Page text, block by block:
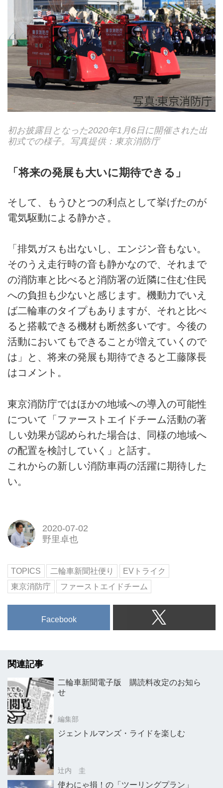
初お披露目となった2020年1月6日に開催された出
初式での様子。写真提供：東京消防庁
「将来の発展も大いに期待できる」
そして、もうひとつの利点として挙げたのが
電気駆動による静かさ。
「排気ガスも出ないし、エンジン音もない。
そのうえ走行時の音も静かなので、それまで
の消防車と比べると消防署の近隣に住む住民
への負担も少ないと感じます。機動力でいえ
ば二輪車のタイプもありますが、それと比べ
ると搭載できる機材も断然多いです。今後の
活動においてもできることが増えていくので
は」と、将来の発展も期待できると工藤隊長
はコメント。
東京消防庁ではほかの地域への導入の可能性
について「ファーストエイドチーム活動の著
しい効果が認められた場合は、同様の地域へ
の配置を検討していく」と話す。
これからの新しい消防車両の活躍に期待した
い。
2020-07-02
野里卓也
TOPICS 二輪車新聞社便り
EVトライク
東京消防庁
ファーストエイドチーム
Facebook
関連記事
二輪車新聞電子版 購読料改定のお知ら
せ
編集部
ジェントルマンズ・ライドを楽しむ
辻内 圭
使わにゃ損！の「ツーリングプラン」